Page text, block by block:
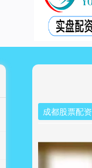
成都股票配资